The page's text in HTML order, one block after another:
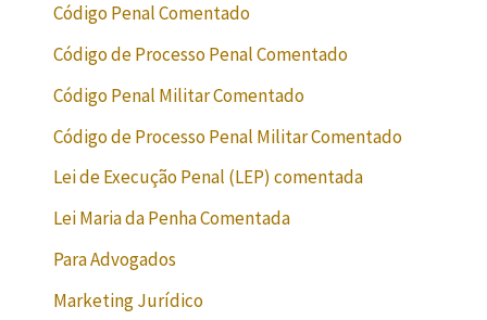
Código Penal Comentado
Código de Processo Penal Comentado
Código Penal Militar Comentado
Código de Processo Penal Militar Comentado
Lei de Execução Penal (LEP) comentada
Lei Maria da Penha Comentada
Para Advogados
Marketing Jurídico